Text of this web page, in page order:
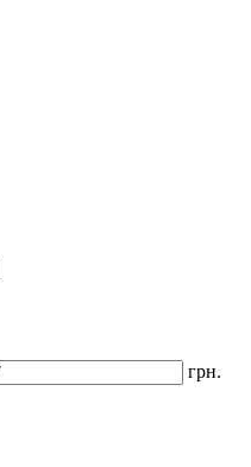
грн.